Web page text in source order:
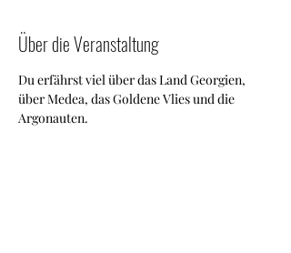
Über die Veranstaltung
Du erfährst viel über das Land Georgien,
über Medea, das Goldene Vlies und die
Argonauten.